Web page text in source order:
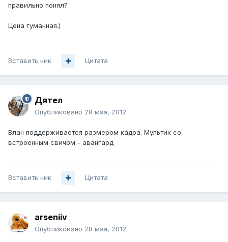
правильно понял?
Цена гуманная.)
Вставить ник Цитата
Дятел
Опубликовано 28 мая, 2012
Влан поддерживается размером кадра. Мультик со
встроенным свичом - авангард
Вставить ник Цитата
arseniiv
Опубликовано 28 мая, 2012